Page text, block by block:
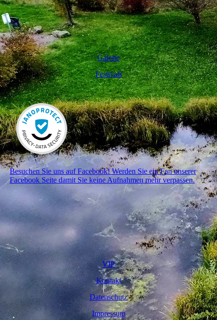
Galerie
Festivals
Besuchen Sie uns auf Facebook! Werden Sie ein Fan unserer
Facebook Seite damit Sie keine Aufnahmen mehr verpassen.
VIP
Kontakt
Datenschutz
Impressum